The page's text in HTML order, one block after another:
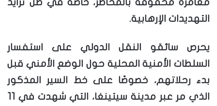
مغامرة محفوفة بالمخاطر، خاصةً في ظل تزايد
التهديدات الإرهابية.
يحرص سائقو النقل الدولي على استفسار
السلطات الأمنية المحلية حول الوضع الأمني قبل
بدء رحلاتهم، خصوصًا على خط السير المذكور
الذي مر عبر مدينة سيتينغا، التي شهدت في 11